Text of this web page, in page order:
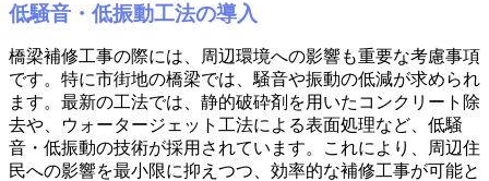
低騒音・低振動工法の導入
橋梁補修工事の際には、周辺環境への影響も重要な考慮事項
です。特に市街地の橋梁では、騒音や振動の低減が求められ
ます。最新の工法では、静的破砕剤を用いたコンクリート除
去や、ウォータージェット工法による表面処理など、低騒
音・低振動の技術が採用されています。これにより、周辺住
民への影響を最小限に抑えつつ、効率的な補修工事が可能と